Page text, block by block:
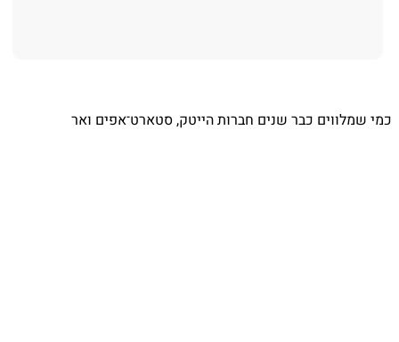
שמלווים כבר שנים חברות הייטק, סטארט־אפים ואר